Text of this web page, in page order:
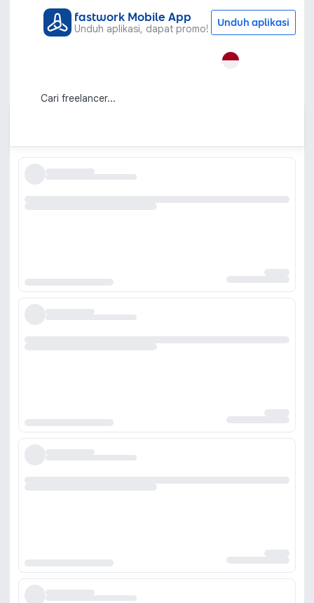
fastwork Mobile App
Unduh aplikasi, dapat promo! Unduh aplikasi
Efisien